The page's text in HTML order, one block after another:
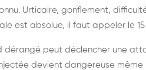
Urticaire, gonflement,
est absolue, il faut appeler le
dérangé peut déclencher une
devient dangereuse même